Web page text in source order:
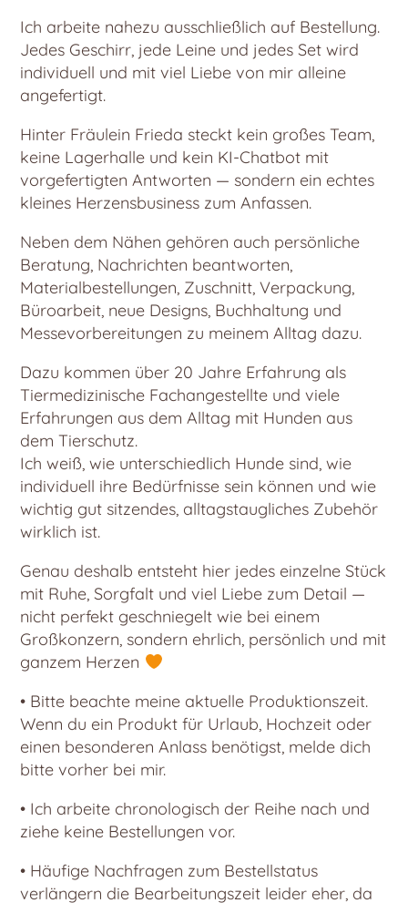
Ich arbeite nahezu ausschließlich auf Bestellung.
Jedes Geschirr, jede Leine und jedes Set wird
individuell und mit viel Liebe von mir alleine
angefertigt.
Hinter Fräulein Frieda steckt kein großes Team,
keine Lagerhalle und kein KI-Chatbot mit
vorgefertigten Antworten — sondern ein echtes
kleines Herzensbusiness zum Anfassen.
Neben dem Nähen gehören auch persönliche
Beratung, Nachrichten beantworten,
Materialbestellungen, Zuschnitt, Verpackung,
Büroarbeit, neue Designs, Buchhaltung und
Messevorbereitungen zu meinem Alltag dazu.
Dazu kommen über 20 Jahre Erfahrung als
Tiermedizinische Fachangestellte und viele
Erfahrungen aus dem Alltag mit Hunden aus
dem Tierschutz.
Ich weiß, wie unterschiedlich Hunde sind, wie
individuell ihre Bedürfnisse sein können und wie
wichtig gut sitzendes, alltagstaugliches Zubehör
wirklich ist.
Genau deshalb entsteht hier jedes einzelne Stück
mit Ruhe, Sorgfalt und viel Liebe zum Detail —
nicht perfekt geschniegelt wie bei einem
Großkonzern, sondern ehrlich, persönlich und mit
ganzem Herzen
• Bitte beachte meine aktuelle Produktionszeit.
Wenn du ein Produkt für Urlaub, Hochzeit oder
einen besonderen Anlass benötigst, melde dich
bitte vorher bei mir.
• Ich arbeite chronologisch der Reihe nach und
ziehe keine Bestellungen vor.
• Häufige Nachfragen zum Bestellstatus
verlängern die Bearbeitungszeit leider eher, da